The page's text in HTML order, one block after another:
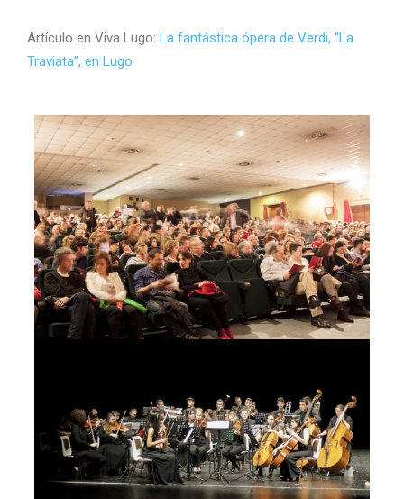
Artículo en Viva Lugo: La fantástica ópera de Verdi, “La
Traviata”, en Lugo